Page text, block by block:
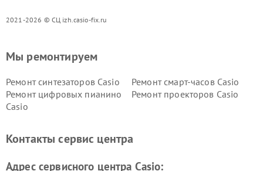
2021-2026 © СЦ izh.casio-fix.ru
Мы ремонтируем
Ремонт синтезаторов Casio
Ремонт смарт-часов Casio
Ремонт цифровых пианино
Casio
Ремонт проекторов Casio
Контакты сервис центра
Адрес сервисного центра Casio: